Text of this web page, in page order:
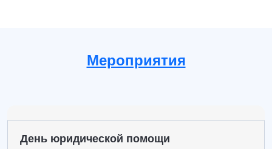
Мероприятия
День юридической помощи